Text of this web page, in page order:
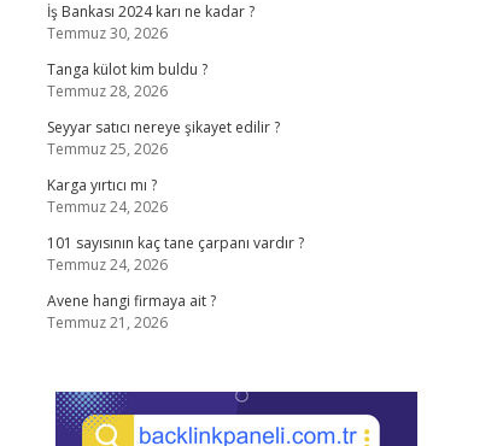
İş Bankası 2024 karı ne kadar ?
Temmuz 30, 2026
Tanga külot kim buldu ?
Temmuz 28, 2026
Seyyar satıcı nereye şikayet edilir ?
Temmuz 25, 2026
Karga yırtıcı mı ?
Temmuz 24, 2026
101 sayısının kaç tane çarpanı vardır ?
Temmuz 24, 2026
Avene hangi firmaya ait ?
Temmuz 21, 2026